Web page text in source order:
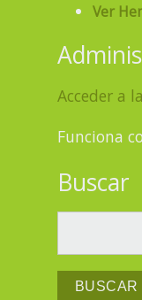
Ver
Acceder a
Funciona
Buscar